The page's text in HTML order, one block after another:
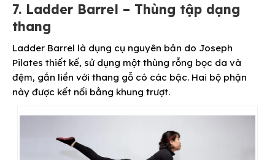
7. Ladder Barrel – Thùng tập dạng
thang
Ladder Barrel là dụng cụ nguyên bản do Joseph
Pilates thiết kế, sử dụng một thùng rỗng bọc da và
đệm, gắn liền với thang gỗ có các bậc. Hai bộ phận
này được kết nối bằng khung trượt.